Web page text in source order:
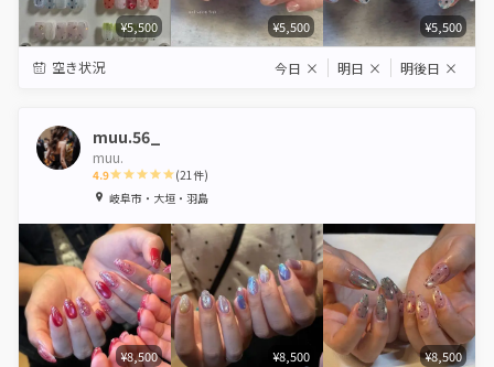
¥5,500 ¥5,500 ¥5,500
空き状況 今日 × 明日 × 明後日 ×
muu.56_
muu.
4.9
1 2 3 4 5
(21件)
岐阜市・大垣・羽島
¥8,500 ¥8,500 ¥8,500